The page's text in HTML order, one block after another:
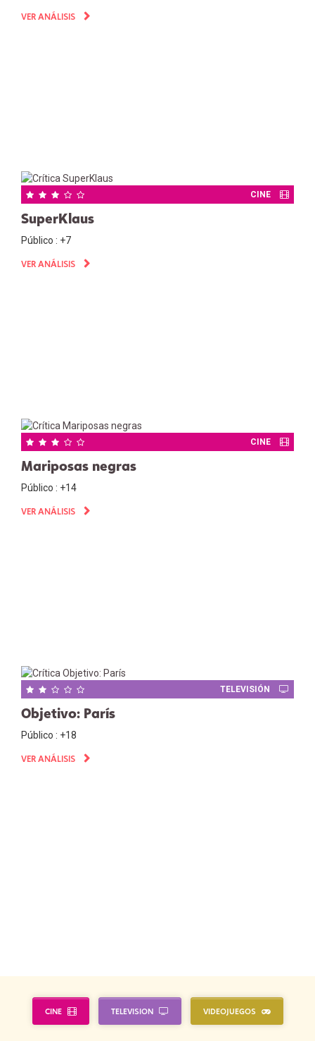
VER ANÁLISIS
CINE
SuperKlaus
Público : +7
VER ANÁLISIS
CINE
Mariposas negras
Público : +14
VER ANÁLISIS
TELEVISIÓN
Objetivo: París
Público : +18
VER ANÁLISIS
CINE TELEVISION VIDEOJUEGOS